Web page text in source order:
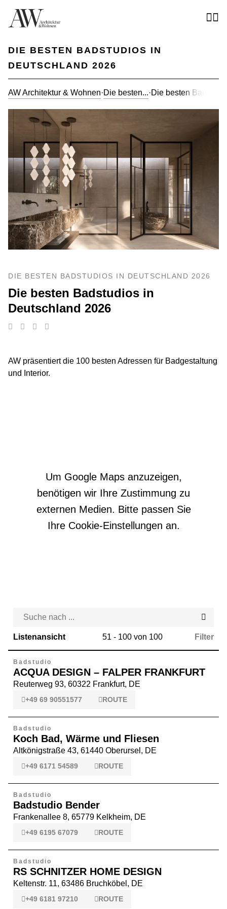
DIE BESTEN BADSTUDIOS IN
DEUTSCHLAND 2026
AW Architektur & Wohnen·Die besten...·Die besten
DIE BESTEN BADSTUDIOS IN DEUTSCHLAND 2026
Die besten Badstudios in
Deutschland 2026
AW präsentiert die 100 besten Adressen für Badgestaltung
und Interior.
Listenansicht 51 - 100 von 100 Filter
Badstudio
ACQUA DESIGN – FALPER FRANKFURT
Reuterweg 93, 60322 Frankfurt, DE
+49 69 90551577 ROUTE
Badstudio
Koch Bad, Wärme und Fliesen
Altkönigstraße 43, 61440 Oberursel, DE
+49 6171 54589 ROUTE
Badstudio
Badstudio Bender
Frankenallee 8, 65779 Kelkheim, DE
+49 6195 67079 ROUTE
Badstudio
RS SCHNITZER HOME DESIGN
Keltenstr. 11, 63486 Bruchköbel, DE
+49 6181 97210 ROUTE
Um Google Maps anzuzeigen,
benötigen wir Ihre Zustimmung zu
externen Medien. Bitte passen Sie
Ihre Cookie-Einstellungen an.